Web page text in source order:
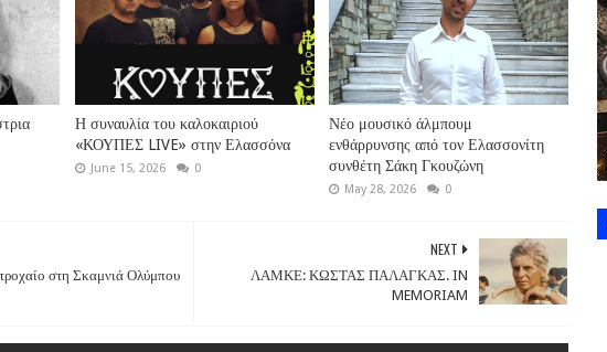
Η συναυλία του καλοκαιριού
«ΚΟΥΠΕΣ LIVE» στην Ελασσόνα
June 15, 2026 0
Νέο μουσικό άλμπουμ
ενθάρρυνσης από τον Ελασσονίτη
συνθέτη Σάκη Γκουζώνη
May 28, 2026 0
NEXT
ΛΑΜΚΕ: ΚΩΣΤΑΣ ΠΑΛΑΓΚΑΣ. IN
MEMORIAM
στη Σκαμνιά Ολύμπου